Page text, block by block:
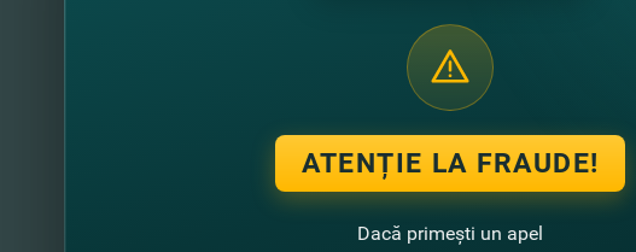
E timpul să vă bucuraţi de roadele muncii Dvs., iar cu
şi primiţi decizia de eliberare a
Reducerea în cadrul ofertei speciale se aplică în momentul
ATENȚIE LA FRAUDE!
Dacă primești un apel